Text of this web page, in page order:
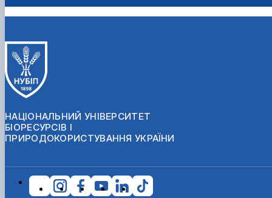
НАЦІОНАЛЬНИЙ УНІВЕРСИТЕТ
БІОРЕСУРСІВ І
ПРИРОДОКОРИСТУВАННЯ УКРАЇНИ